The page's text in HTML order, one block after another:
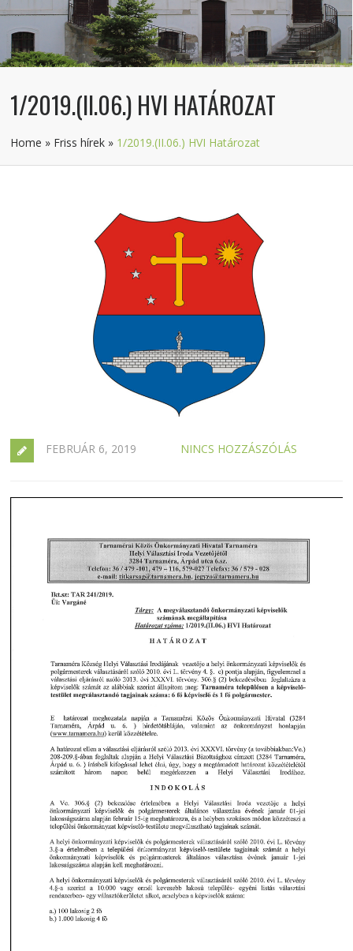
1/2019.(II.06.) HVI HATÁROZAT
Home » Friss hírek » 1/2019.(II.06.) HVI Határozat
FEBRUÁR 6, 2019 NINCS HOZZÁSZÓLÁS